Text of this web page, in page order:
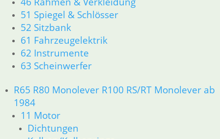
51 Spiegel & Schlösser
52 Sitzbank
61 Fahrzeugelektrik
62 Instrumente
63 Scheinwerfer
R65 R80 Monolever R100 RS/RT Monolever ab
1984
11 Motor
Dichtungen